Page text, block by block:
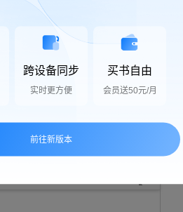
跨设备同步
实时更方便
买书自由
会员送50元/月
前往新版本